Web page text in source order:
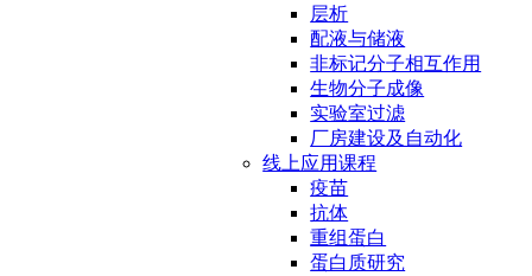
层析
配液与储液
非标记分子相互作用
生物分子成像
实验室过滤
厂房建设及自动化
线上应用课程
疫苗
抗体
重组蛋白
蛋白质研究